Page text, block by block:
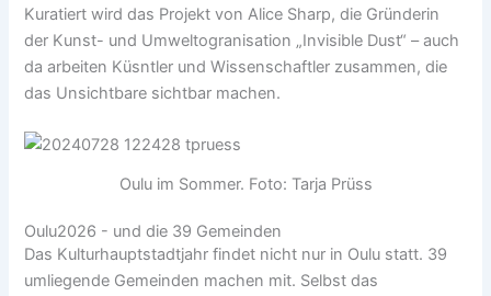
Kuratiert wird das Projekt von Alice Sharp, die Gründerin
der Kunst- und Umweltogranisation „Invisible Dust“ – auch
da arbeiten Küsntler und Wissenschaftler zusammen, die
das Unsichtbare sichtbar machen.
Oulu im Sommer. Foto: Tarja Prüss
Oulu2026 - und die 39 Gemeinden
Das Kulturhauptstadtjahr findet nicht nur in Oulu statt. 39
umliegende Gemeinden machen mit. Selbst das